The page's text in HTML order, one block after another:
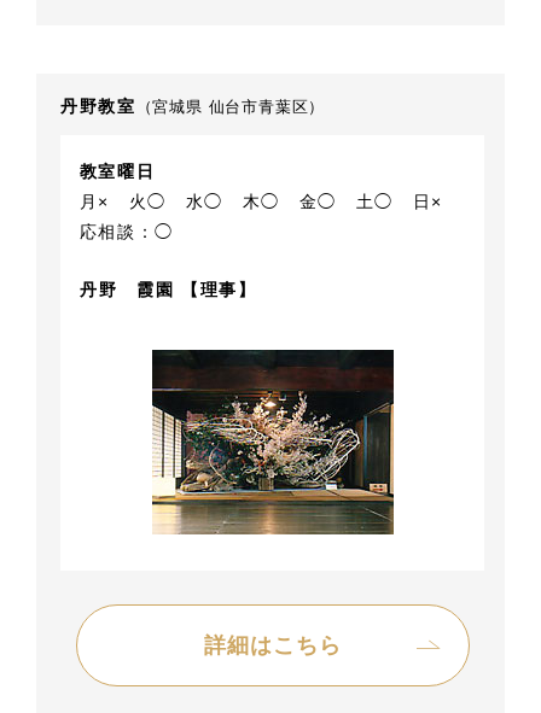
丹野教室 （宮城県 仙台市青葉区）
教室曜日
月×
火◯ 水◯ 木◯ 金◯ 土◯
日×
応相談：◯
丹野 霞園 【理事】
詳細はこちら